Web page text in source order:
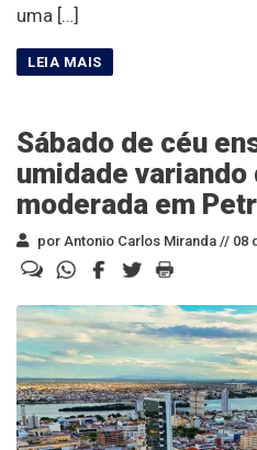
uma […]
Sábado de céu
umidade variando
moderada em
por Antonio Carlos Miranda // 08